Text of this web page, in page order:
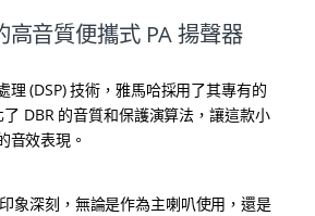
高音質便攜式 PA 揚聲器
理 (DSP) 技術，雅馬哈採用了其專有的
了 DBR 的音質和保護演算法，讓這款小
音效表現。
象深刻，無論是作為主喇叭使用，還是